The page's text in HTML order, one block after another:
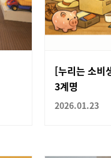
[누리는 소비
3계명
2026.01.23